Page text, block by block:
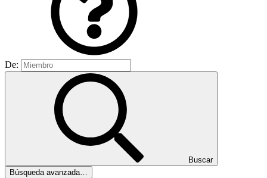
De:
Buscar
Búsqueda avanzada…